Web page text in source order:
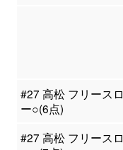
#27 高松 フリースロ
ー○(6点)
#27 高松 フリースロ